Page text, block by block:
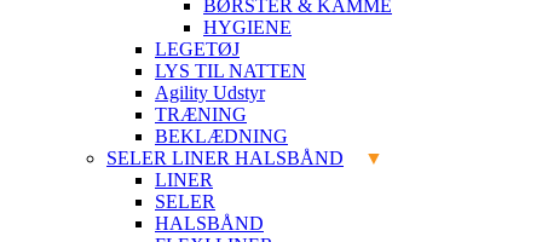
BØRSTER & KAMME
HYGIENE
LEGETØJ
LYS TIL NATTEN
Agility Udstyr
TRÆNING
BEKLÆDNING
SELER LINER HALSBÅND
LINER
SELER
HALSBÅND